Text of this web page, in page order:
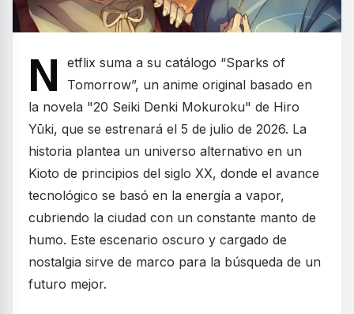
N
etflix suma a su catálogo “Sparks of
Tomorrow”, un anime original basado en
la novela "20 Seiki Denki Mokuroku" de Hiro
Yūki, que se estrenará el 5 de julio de 2026. La
historia plantea un universo alternativo en un
Kioto de principios del siglo XX, donde el avance
tecnológico se basó en la energía a vapor,
cubriendo la ciudad con un constante manto de
humo. Este escenario oscuro y cargado de
nostalgia sirve de marco para la búsqueda de un
futuro mejor.